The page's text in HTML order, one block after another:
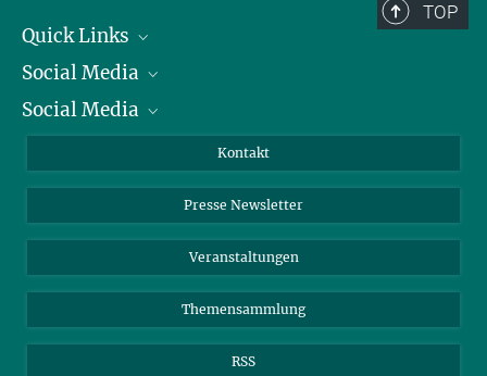
TOP
Quick Links
Präsident
Zahlen und Fakten
Social Media
Bluesky
TikTok
Social Media
Instagram
YouTube
Kontakt
Presse Newsletter
Veranstaltungen
Themensammlung
RSS